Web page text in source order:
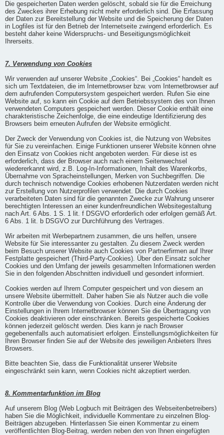
Die gespeicherten Daten werden gelöscht, sobald sie für die Erreichung
des Zweckes ihrer Erhebung nicht mehr erforderlich sind. Die Erfassung
der Daten zur Bereitstellung der Website und die Speicherung der Daten
in Logfiles ist für den Betrieb der Internetseite zwingend erforderlich. Es
besteht daher keine Widerspruchs- und Beseitigungsmöglichkeit
Ihrerseits.
7. Verwendung von Cookies
Wir verwenden auf unserer Website „Cookies“. Bei „Cookies“ handelt es
sich um Textdateien, die im Internetbrowser bzw. vom Internetbrowser auf
dem aufrufenden Computersystem gespeichert werden. Rufen Sie eine
Website auf, so kann ein Cookie auf dem Betriebssystem des von Ihnen
verwendeten Computers gespeichert werden. Dieser Cookie enthält eine
charakteristische Zeichenfolge, die eine eindeutige Identifizierung des
Browsers beim erneuten Aufrufen der Website ermöglicht.
Der Zweck der Verwendung von Cookies ist, die Nutzung von Websites
für Sie zu vereinfachen. Einige Funktionen unserer Website können ohne
den Einsatz von Cookies nicht angeboten werden. Für diese ist es
erforderlich, dass der Browser auch nach einem Seitenwechsel
wiedererkannt wird, z.B. Log-In-Informationen, Inhalt des Warenkorbs,
Übernahme von Spracheinstellungen, Merken von Suchbegriffen. Die
durch technisch notwendige Cookies erhobenen Nutzerdaten werden nicht
zur Erstellung von Nutzerprofilen verwendet. Die durch Cookies
verarbeiteten Daten sind für die genannten Zwecke zur Wahrung unserer
berechtigten Interessen an einer kundenfreundlichen Websitegestaltung
nach Art. 6 Abs. 1 S. 1 lit. f DSGVO erforderlich oder erfolgen gemäß Art.
6 Abs. 1 lit. b DSGVO zur Durchführung des Vertrages.
Wir arbeiten mit Werbepartnern zusammen, die uns helfen, unsere
Website für Sie interessanter zu gestalten. Zu diesem Zweck werden
beim Besuch unserer Website auch Cookies von Partnerfirmen auf Ihrer
Festplatte gespeichert (Third-Party-Cookies). Über den Einsatz solcher
Cookies und den Umfang der jeweils gesammelten Informationen werden
Sie in den folgenden Abschnitten individuell und gesondert informiert.
Cookies werden auf Ihrem Computer gespeichert und von diesem an
unsere Website übermittelt. Daher haben Sie als Nutzer auch die volle
Kontrolle über die Verwendung von Cookies. Durch eine Änderung der
Einstellungen in Ihrem Internetbrowser können Sie die Übertragung von
Cookies deaktivieren oder einschränken. Bereits gespeicherte Cookies
können jederzeit gelöscht werden. Dies kann je nach Browser
gegebenenfalls auch automatisiert erfolgen. Einstellungsmöglichkeiten für
Ihren Browser finden Sie auf der Website des jeweiligen Anbieters Ihres
Browsers.
Bitte beachten Sie, dass die Funktionalität unserer Website
eingeschränkt sein kann, wenn Cookies nicht akzeptiert werden.
8. Kommentarfunktion im Blog
Auf unserem Blog (Web Logbuch mit Beiträgen des Webseitenbetreibers)
haben Sie die Möglichkeit, individuelle Kommentare zu einzelnen Blog-
Beiträgen abzugeben. Hinterlassen Sie einen Kommentar zu einem
veröffentlichten Blog-Beitrag, werden neben den von Ihnen eingefügten